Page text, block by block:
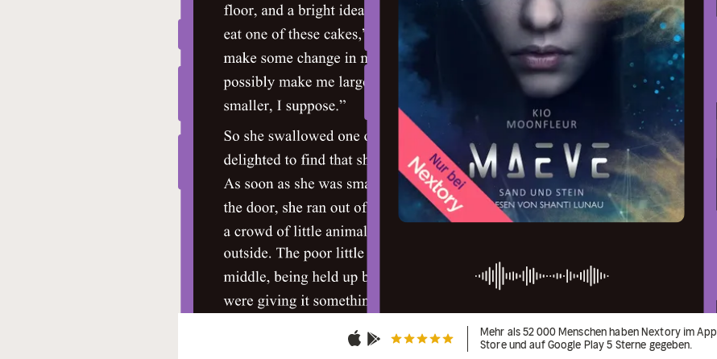
Mehr als 52 000 Menschen haben Nextory im App
Store und auf Google Play 5 Sterne gegeben.